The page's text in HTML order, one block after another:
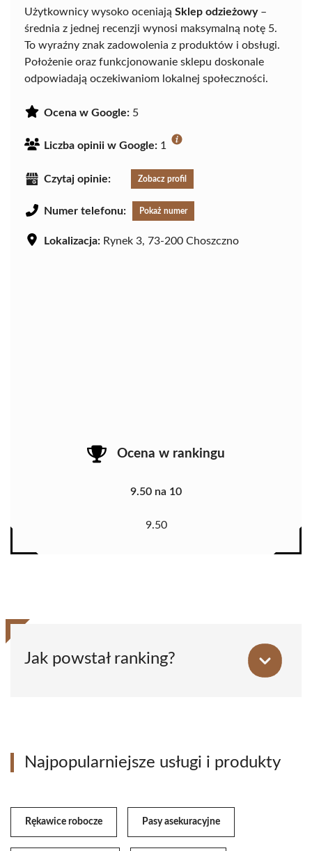
Użytkownicy wysoko oceniają Sklep odzieżowy–
średnia z jednej recenzji wynosi maksymalną notę 5.
To wyraźny znak zadowolenia z produktów i obsługi.
Położenie oraz funkcjonowanie sklepu doskonale
odpowiadają oczekiwaniom lokalnej społeczności.
Ocena w Google: 5
Liczba opinii w Google: 1
Czytaj opinie: Zobacz profil
Numer telefonu: Pokaż numer
Lokalizacja: Rynek 3, 73-200 Choszczno
Ocena w rankingu
9.50 na 10
9.50
Jak powstał ranking?
Najpopularniejsze usługi i produkty
Rękawice robocze Pasy asekuracyjne